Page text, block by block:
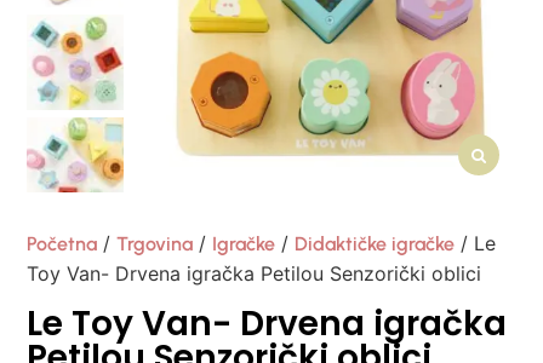
Početna /Trgovina / Igračke / Didaktičke igračke / Le
Toy Van- Drvena igračka Petilou Senzorički oblici
Le Toy Van- Drvena igračka